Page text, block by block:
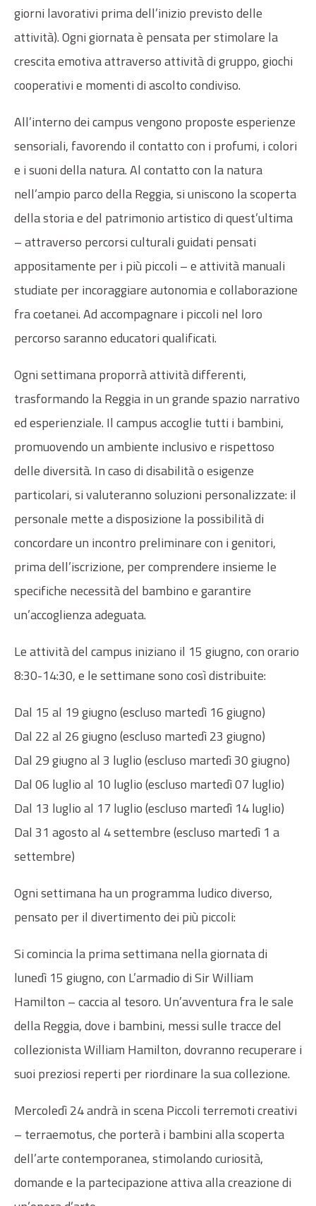
giorni lavorativi prima dell’inizio previsto delle
attività). Ogni giornata è pensata per stimolare la
crescita emotiva attraverso attività di gruppo, giochi
cooperativi e momenti di ascolto condiviso.
All’interno dei campus vengono proposte esperienze
sensoriali, favorendo il contatto con i profumi, i colori
e i suoni della natura. Al contatto con la natura
nell’ampio parco della Reggia, si uniscono la scoperta
della storia e del patrimonio artistico di quest’ultima
– attraverso percorsi culturali guidati pensati
appositamente per i più piccoli – e attività manuali
studiate per incoraggiare autonomia e collaborazione
fra coetanei. Ad accompagnare i piccoli nel loro
percorso saranno educatori qualificati.
Ogni settimana proporrà attività differenti,
trasformando la Reggia in un grande spazio narrativo
ed esperienziale. Il campus accoglie tutti i bambini,
promuovendo un ambiente inclusivo e rispettoso
delle diversità. In caso di disabilità o esigenze
particolari, si valuteranno soluzioni personalizzate: il
personale mette a disposizione la possibilità di
concordare un incontro preliminare con i genitori,
prima dell’iscrizione, per comprendere insieme le
specifiche necessità del bambino e garantire
un’accoglienza adeguata.
Le attività del campus iniziano il 15 giugno, con orario
8:30-14:30, e le settimane sono così distribuite:
Dal 15 al 19 giugno (escluso martedì 16 giugno)
Dal 22 al 26 giugno (escluso martedì 23 giugno)
Dal 29 giugno al 3 luglio (escluso martedì 30 giugno)
Dal 06 luglio al 10 luglio (escluso martedì 07 luglio)
Dal 13 luglio al 17 luglio (escluso martedì 14 luglio)
Dal 31 agosto al 4 settembre (escluso martedì 1 a
settembre)
Ogni settimana ha un programma ludico diverso,
pensato per il divertimento dei più piccoli:
Si comincia la prima settimana nella giornata di
lunedì 15 giugno, con L’armadio di Sir William
Hamilton – caccia al tesoro. Un’avventura fra le sale
della Reggia, dove i bambini, messi sulle tracce del
collezionista William Hamilton, dovranno recuperare i
suoi preziosi reperti per riordinare la sua collezione.
Mercoledì 24 andrà in scena Piccoli terremoti creativi
– terraemotus, che porterà i bambini alla scoperta
dell’arte contemporanea, stimolando curiosità,
domande e la partecipazione attiva alla creazione di